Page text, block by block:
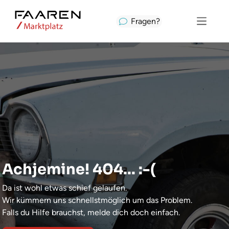
Fragen?
Achjemine! 404... :-(
Da ist wohl etwas schief gelaufen.
Wir kümmern uns schnellstmöglich um das Problem.
Falls du Hilfe brauchst, melde dich doch einfach.